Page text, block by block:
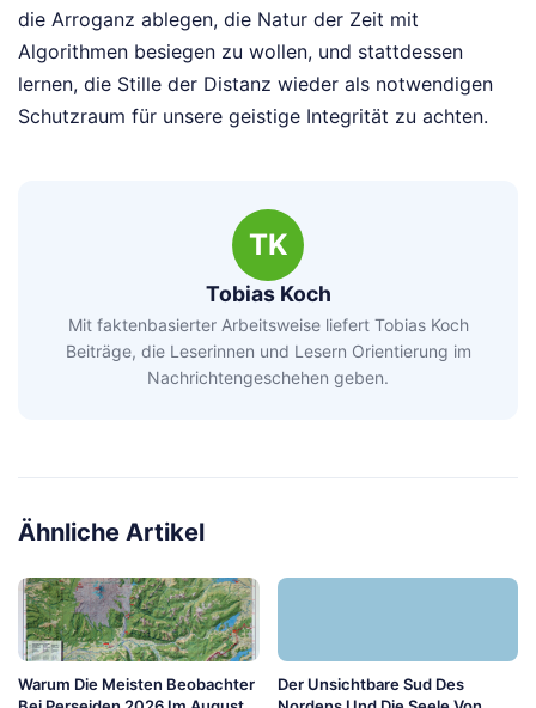
die Arroganz ablegen, die Natur der Zeit mit
Algorithmen besiegen zu wollen, und stattdessen
lernen, die Stille der Distanz wieder als notwendigen
Schutzraum für unsere geistige Integrität zu achten.
TK
Tobias Koch
Mit faktenbasierter Arbeitsweise liefert Tobias Koch
Beiträge, die Leserinnen und Lesern Orientierung im
Nachrichtengeschehen geben.
Ähnliche Artikel
Warum Die Meisten Beobachter
Der Unsichtbare Sud Des